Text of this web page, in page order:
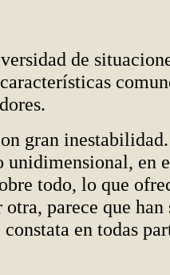
de
gran
unidimensional, en
todo, lo que
parece que han
en todas